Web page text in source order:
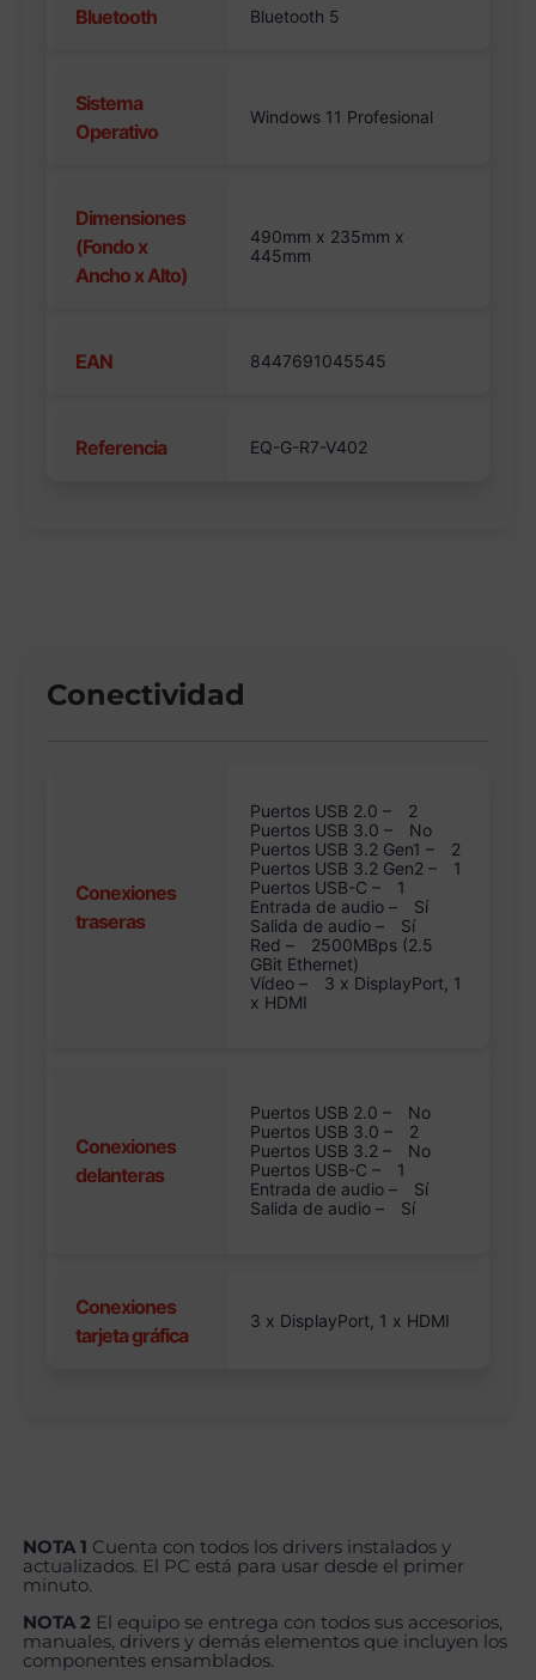
Bluetooth Bluetooth 5
Sistema
Operativo
Windows 11 Profesional
Dimensiones
(Fondo x
Ancho x Alto)
490mm x 235mm x
445mm
EAN 8447691045545
Referencia EQ-G-R7-V402
Conectividad
Conexiones
traseras
Puertos USB 2.0 –
2
Puertos USB 3.0 –
No
Puertos USB 3.2 Gen1 –
2
Puertos USB 3.2 Gen2 –
1
Puertos USB-C –
1
Entrada de audio –
Sí
Salida de audio –
Sí
Red –
2500MBps (2.5
GBit Ethernet)
Vídeo –
3 x DisplayPort, 1
x HDMI
Conexiones
delanteras
Puertos USB 2.0 –
No
Puertos USB 3.0 –
2
Puertos USB 3.2 –
No
Puertos USB-C –
1
Entrada de audio –
Sí
Salida de audio –
Sí
Conexiones
tarjeta gráfica
3 x DisplayPort, 1 x HDMI
NOTA 1 Cuenta con todos los drivers instalados y
actualizados. El PC está para usar desde el primer
minuto.
NOTA 2 El equipo se entrega con todos sus accesorios,
manuales, drivers y demás elementos que incluyen los
componentes ensamblados.